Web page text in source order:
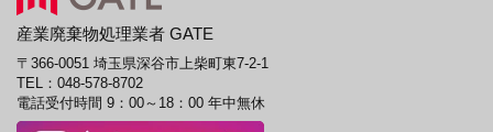
産業廃棄物処理業者 GATE
〒366-0051 埼玉県深谷市上柴町東7-2-1
TEL： 048-578-8702
電話受付時間 9：00～18：00 年中無休